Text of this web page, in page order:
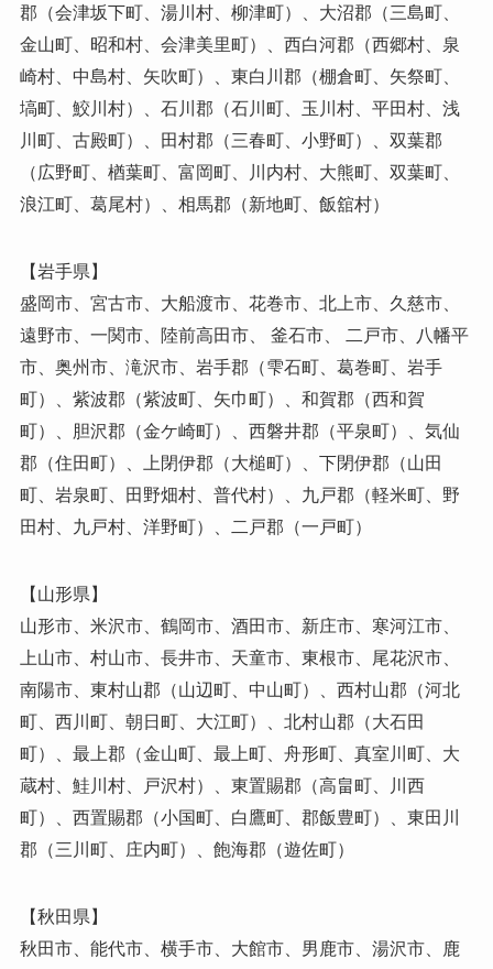
郡（会津坂下町、湯川村、柳津町）、大沼郡（三島町、
金山町、昭和村、会津美里町）、西白河郡（西郷村、泉
崎村、中島村、矢吹町）、東白川郡（棚倉町、矢祭町、
塙町、鮫川村）、石川郡（石川町、玉川村、平田村、浅
川町、古殿町）、田村郡（三春町、小野町）、双葉郡
（広野町、楢葉町、富岡町、川内村、大熊町、双葉町、
浪江町、葛尾村）、相馬郡（新地町、飯舘村）
【岩手県】
盛岡市、宮古市、大船渡市、花巻市、北上市、久慈市、
遠野市、一関市、陸前高田市、 釜石市、 二戸市、八幡平
市、奥州市、滝沢市、岩手郡（雫石町、葛巻町、岩手
町）、紫波郡（紫波町、矢巾町）、和賀郡（西和賀
町）、胆沢郡（金ケ崎町）、西磐井郡（平泉町）、気仙
郡（住田町）、上閉伊郡（大槌町）、下閉伊郡（山田
町、岩泉町、田野畑村、普代村）、九戸郡（軽米町、野
田村、九戸村、洋野町）、二戸郡（一戸町）
【山形県】
山形市、米沢市、鶴岡市、酒田市、新庄市、寒河江市、
上山市、村山市、長井市、天童市、東根市、尾花沢市、
南陽市、東村山郡（山辺町、中山町）、西村山郡（河北
町、西川町、朝日町、大江町）、北村山郡（大石田
町）、最上郡（金山町、最上町、舟形町、真室川町、大
蔵村、鮭川村、戸沢村）、東置賜郡（高畠町、川西
町）、西置賜郡（小国町、白鷹町、郡飯豊町）、東田川
郡（三川町、庄内町）、飽海郡（遊佐町）
【秋田県】
秋田市、能代市、横手市、大館市、男鹿市、湯沢市、鹿